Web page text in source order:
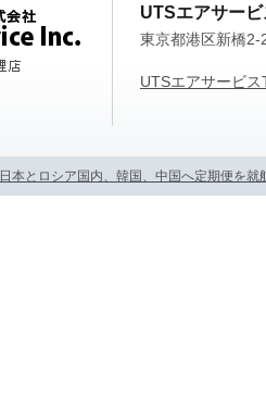
UTSエアサービス株式会社
UTSエアサー
東京都港区新橋
UTSエアサービス
日本とロシア国内、韓国、中国へ定期便を